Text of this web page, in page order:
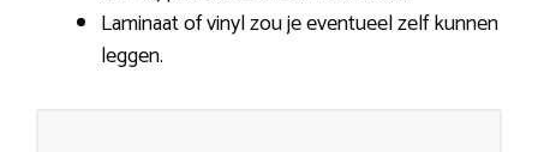
Laminaat of vinyl zou je eventueel zelf kunnen
leggen.